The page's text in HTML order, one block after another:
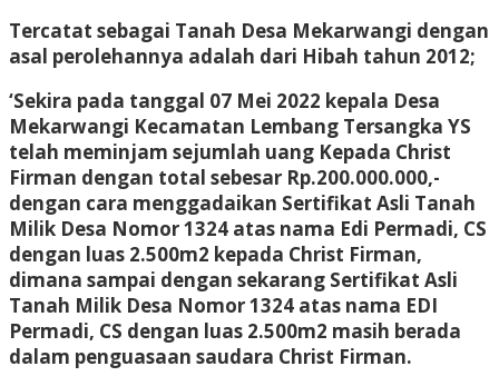
Tercatat sebagai Tanah Desa Mekarwangi dengan
asal perolehannya adalah dari Hibah tahun 2012;
‘Sekira pada tanggal 07 Mei 2022 kepala Desa
Mekarwangi Kecamatan Lembang Tersangka YS
telah meminjam sejumlah uang Kepada Christ
Firman dengan total sebesar Rp.200.000.000,-
dengan cara menggadaikan Sertifikat Asli Tanah
Milik Desa Nomor 1324 atas nama Edi Permadi, CS
dengan luas 2.500m2 kepada Christ Firman,
dimana sampai dengan sekarang Sertifikat Asli
Tanah Milik Desa Nomor 1324 atas nama EDI
Permadi, CS dengan luas 2.500m2 masih berada
dalam penguasaan saudara Christ Firman.